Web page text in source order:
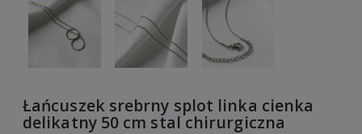
Łańcuszek srebrny splot linka cienka
delikatny 50 cm stal chirurgiczna